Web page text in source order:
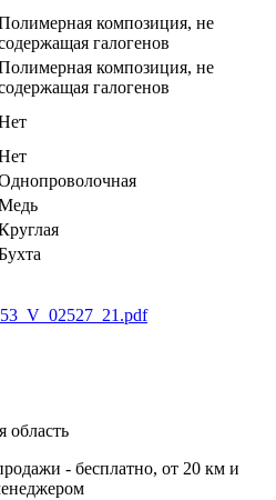
композиция, не
галогенов
композиция, не
галогенов
область
- бесплатно, от 20 км и